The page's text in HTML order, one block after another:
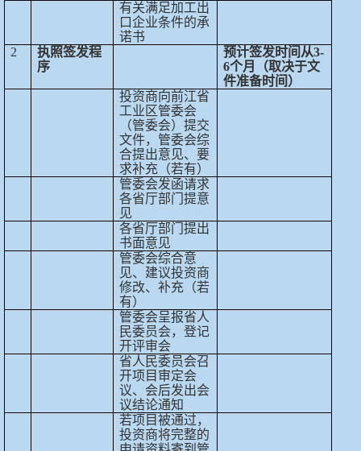
有关满足加工出
口企业条件的承
诺书
2
执照签发程
序
预计签发时间从3-
6个月（取决于文
件准备时间）
投资商向前江省
工业区管委会
（管委会）提交
文件，管委会综
合提出意见、要
求补充（若有）
管委会发函请求
各省厅部门提意
见
各省厅部门提出
书面意见
管委会综合意
见、建议投资商
修改、补充（若
有）
管委会呈报省人
民委员会，登记
开评审会
省人民委员会召
开项目审定会
议、会后发出会
议结论通知
若项目被通过，
投资商将完整的